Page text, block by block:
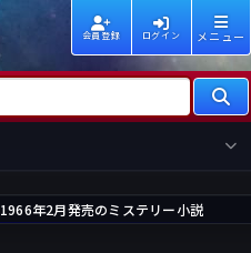
会員登録 ログイン メニュー
新着
レビュー
新刊
情報
1966年2月発売のミステリー小説